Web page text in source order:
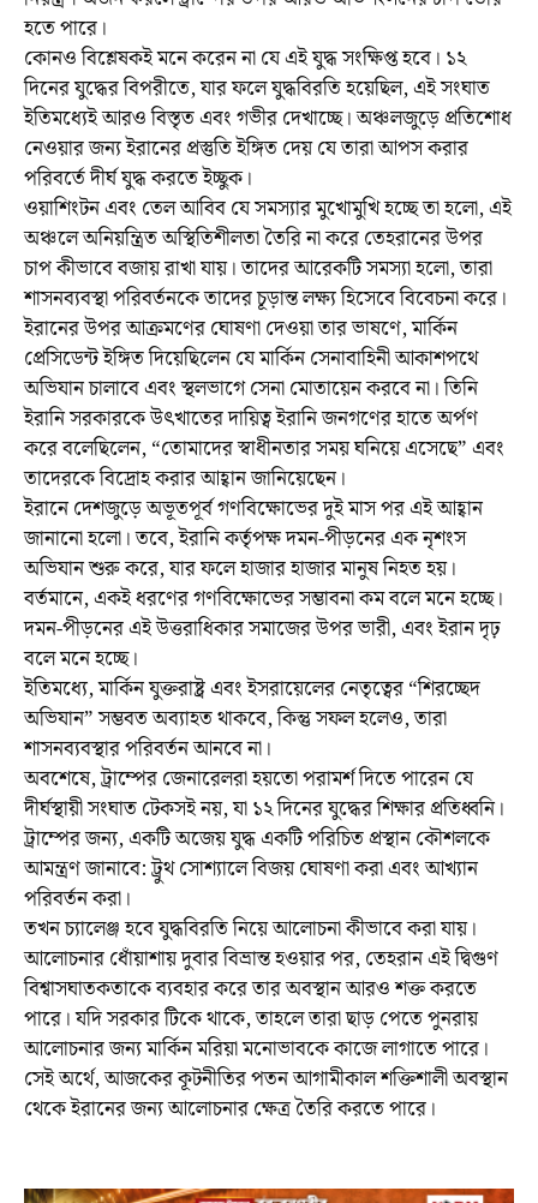
হতে পারে।
কোনও বিশ্লেষকই মনে করেন না যে এই যুদ্ধ সংক্ষিপ্ত হবে। ১২
দিনের যুদ্ধের বিপরীতে, যার ফলে যুদ্ধবিরতি হয়েছিল, এই সংঘাত
ইতিমধ্যেই আরও বিস্তৃত এবং গভীর দেখাচ্ছে। অঞ্চলজুড়ে প্রতিশোধ
নেওয়ার জন্য ইরানের প্রস্তুতি ইঙ্গিত দেয় যে তারা আপস করার
পরিবর্তে দীর্ঘ যুদ্ধ করতে ইচ্ছুক।
ওয়াশিংটন এবং তেল আবিব যে সমস্যার মুখোমুখি হচ্ছে তা হলো, এই
অঞ্চলে অনিয়ন্ত্রিত অস্থিতিশীলতা তৈরি না করে তেহরানের উপর
চাপ কীভাবে বজায় রাখা যায়। তাদের আরেকটি সমস্যা হলো, তারা
শাসনব্যবস্থা পরিবর্তনকে তাদের চূড়ান্ত লক্ষ্য হিসেবে বিবেচনা করে।
ইরানের উপর আক্রমণের ঘোষণা দেওয়া তার ভাষণে, মার্কিন
প্রেসিডেন্ট ইঙ্গিত দিয়েছিলেন যে মার্কিন সেনাবাহিনী আকাশপথে
অভিযান চালাবে এবং স্থলভাগে সেনা মোতায়েন করবে না। তিনি
ইরানি সরকারকে উৎখাতের দায়িত্ব ইরানি জনগণের হাতে অর্পণ
করে বলেছিলেন, “তোমাদের স্বাধীনতার সময় ঘনিয়ে এসেছে” এবং
তাদেরকে বিদ্রোহ করার আহ্বান জানিয়েছেন।
ইরানে দেশজুড়ে অভূতপূর্ব গণবিক্ষোভের দুই মাস পর এই আহ্বান
জানানো হলো। তবে, ইরানি কর্তৃপক্ষ দমন-পীড়নের এক নৃশংস
অভিযান শুরু করে, যার ফলে হাজার হাজার মানুষ নিহত হয়।
বর্তমানে, একই ধরণের গণবিক্ষোভের সম্ভাবনা কম বলে মনে হচ্ছে।
দমন-পীড়নের এই উত্তরাধিকার সমাজের উপর ভারী, এবং ইরান দৃঢ়
বলে মনে হচ্ছে।
ইতিমধ্যে, মার্কিন যুক্তরাষ্ট্র এবং ইসরায়েলের নেতৃত্বের “শিরচ্ছেদ
অভিযান” সম্ভবত অব্যাহত থাকবে, কিন্তু সফল হলেও, তারা
শাসনব্যবস্থার পরিবর্তন আনবে না।
অবশেষে, ট্রাম্পের জেনারেলরা হয়তো পরামর্শ দিতে পারেন যে
দীর্ঘস্থায়ী সংঘাত টেকসই নয়, যা ১২ দিনের যুদ্ধের শিক্ষার প্রতিধ্বনি।
ট্রাম্পের জন্য, একটি অজেয় যুদ্ধ একটি পরিচিত প্রস্থান কৌশলকে
আমন্ত্রণ জানাবে: ট্রুথ সোশ্যালে বিজয় ঘোষণা করা এবং আখ্যান
পরিবর্তন করা।
তখন চ্যালেঞ্জ হবে যুদ্ধবিরতি নিয়ে আলোচনা কীভাবে করা যায়।
আলোচনার ধোঁয়াশায় দুবার বিভ্রান্ত হওয়ার পর, তেহরান এই দ্বিগুণ
বিশ্বাসঘাতকতাকে ব্যবহার করে তার অবস্থান আরও শক্ত করতে
পারে। যদি সরকার টিকে থাকে, তাহলে তারা ছাড় পেতে পুনরায়
আলোচনার জন্য মার্কিন মরিয়া মনোভাবকে কাজে লাগাতে পারে।
সেই অর্থে, আজকের কূটনীতির পতন আগামীকাল শক্তিশালী অবস্থান
থেকে ইরানের জন্য আলোচনার ক্ষেত্র তৈরি করতে পারে।